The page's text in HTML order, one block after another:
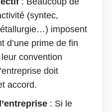
(syntec,
imposent
d’une prime de fin
leur convention
doit
accord.
: Si le